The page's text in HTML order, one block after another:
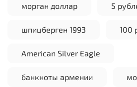
морган доллар 5
шпицберген 1993 100
American Silver Eagle
банкноты армении